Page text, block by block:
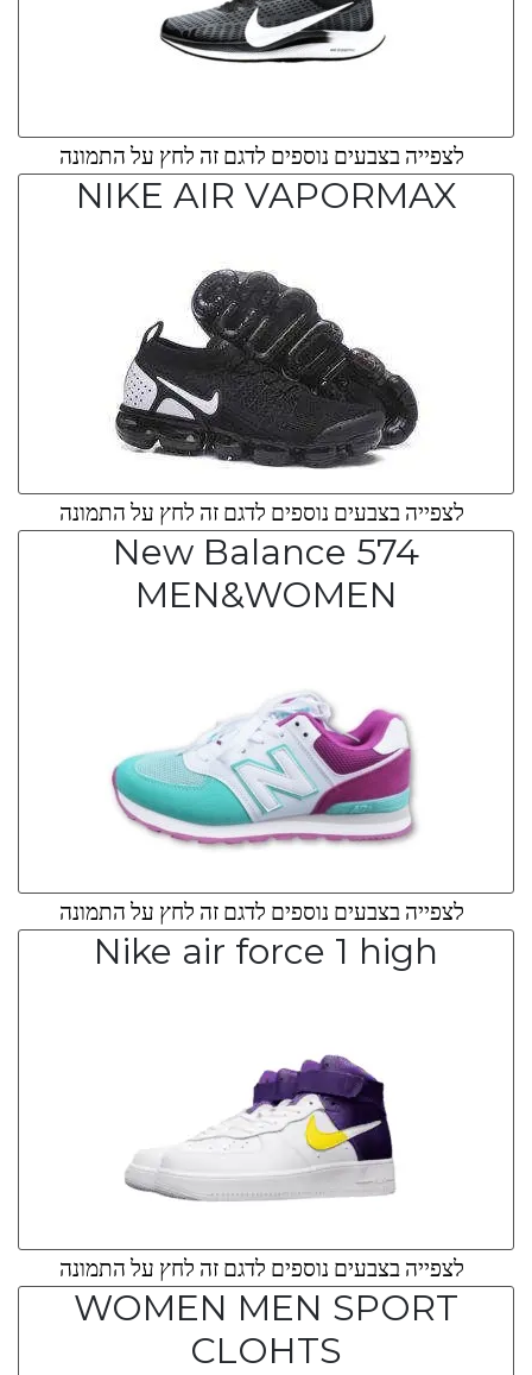
לצפייה בצבעים נוספים לדגם זה לחץ על התמונה
NIKE AIR VAPORMAX
לצפייה בצבעים נוספים לדגם זה לחץ על התמונה
New Balance 574
MEN&WOMEN
לצפייה בצבעים נוספים לדגם זה לחץ על התמונה
Nike air force 1 high
לצפייה בצבעים נוספים לדגם זה לחץ על התמונה
WOMEN MEN SPORT
CLOHTS